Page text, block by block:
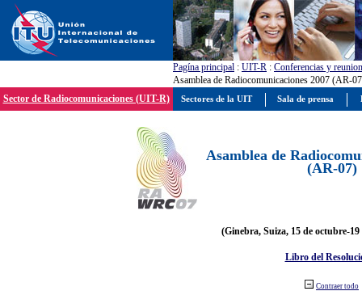
Pagína principal : UIT-R : Conferencias y
Asamblea de Radiocomunicaciones 2007 (AR-
Sector de Radiocomunicaciones (UIT-R)
Asamblea de
(AR-07)
(Ginebra, Suiza, 15 de octubre-19
Libro del
Contraer todo
Sectores de la UIT Sala de prensa